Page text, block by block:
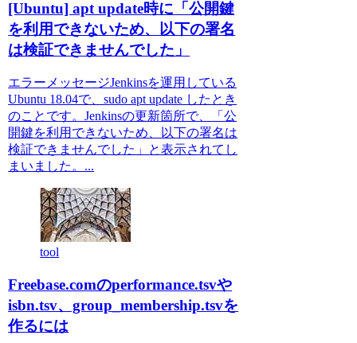
[Ubuntu] apt update時に「公開鍵
を利用できないため、以下の署名
は検証できませんでした」
エラーメッセージJenkinsを運用している
Ubuntu 18.04で、sudo apt update したとき
のことです。Jenkinsの更新箇所で、「公
開鍵を利用できないため、以下の署名は
検証できませんでした」と表示されてし
まいました。...
tool
Freebase.comのperformance.tsvや
isbn.tsv、group_membership.tsvを
作るには